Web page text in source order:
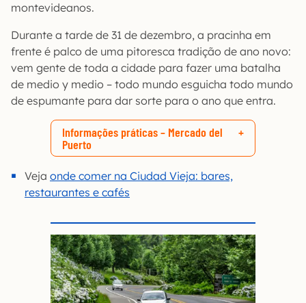
montevideanos.
Durante a tarde de 31 de dezembro, a pracinha em
frente é palco de uma pitoresca tradição de ano novo:
vem gente de toda a cidade para fazer uma batalha
de medio y medio – todo mundo esguicha todo mundo
de espumante para dar sorte para o ano que entra.
Informações práticas – Mercado del
Puerto
Veja onde comer na Ciudad Vieja: bares,
restaurantes e cafés